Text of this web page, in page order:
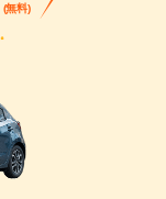
(無料)